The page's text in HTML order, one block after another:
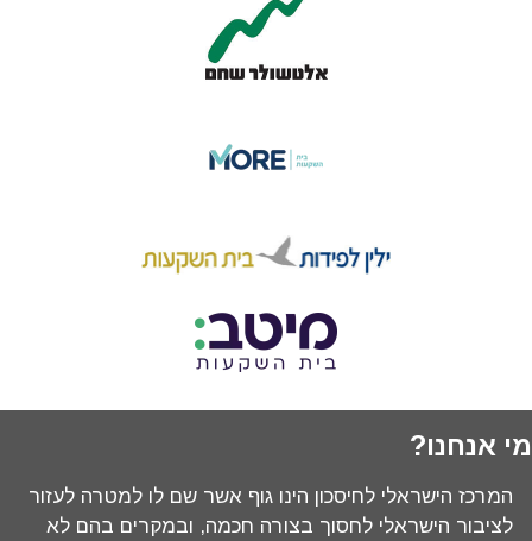
מי אנחנו?
המרכז הישראלי לחיסכון הינו גוף אשר שם לו למטרה לעזור
לציבור הישראלי לחסוך בצורה חכמה, ובמקרים בהם לא